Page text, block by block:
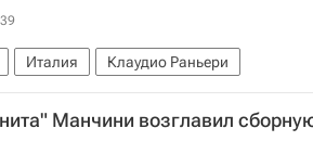
Италия Клаудио Раньери
Манчини возглавил